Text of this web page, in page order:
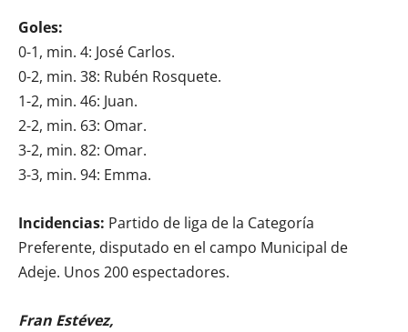
Goles:
0-1, min. 4: José Carlos.
0-2, min. 38: Rubén Rosquete.
1-2, min. 46: Juan.
2-2, min. 63: Omar.
3-2, min. 82: Omar.
3-3, min. 94: Emma.
Incidencias: Partido de liga de la Categoría
Preferente, disputado en el campo Municipal de
Adeje. Unos 200 espectadores.
Fran Estévez,